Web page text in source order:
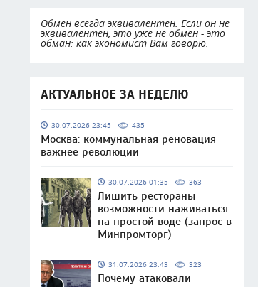
Обмен всегда эквивалентен. Если он не
эквивалентен, это уже не обмен - это
обман: как экономист Вам говорю.
АКТУАЛЬНОЕ ЗА НЕДЕЛЮ
30.07.2026 23:45 435
Москва: коммунальная реновация
важнее революции
30.07.2026 01:35 363
Лишить рестораны
возможности наживаться
на простой воде (запрос в
Минпромторг)
31.07.2026 23:43 323
Почему атаковали